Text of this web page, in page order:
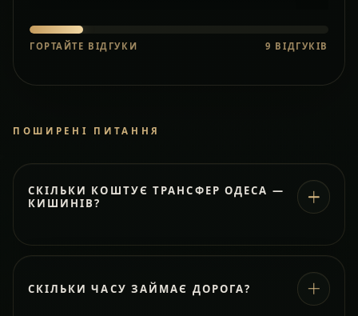
ГОРТАЙТЕ ВІДГУКИ 9 ВІДГУКІВ
ПОШИРЕНІ ПИТАННЯ
СКІЛЬКИ КОШТУЄ ТРАНСФЕР ОДЕСА —
КИШИНІВ?
СКІЛЬКИ ЧАСУ ЗАЙМАЄ ДОРОГА?